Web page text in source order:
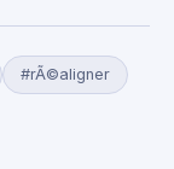
#rÃ©aligner